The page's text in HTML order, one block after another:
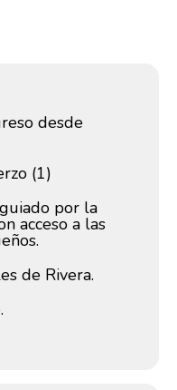
desde
(1)
por la
acceso a las
de Rivera.